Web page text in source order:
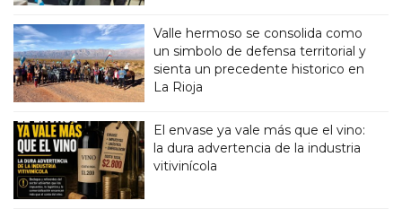
Valle hermoso se consolida como
un simbolo de defensa territorial y
sienta un precedente historico en
La Rioja
El envase ya vale más que el vino:
la dura advertencia de la industria
vitivinícola